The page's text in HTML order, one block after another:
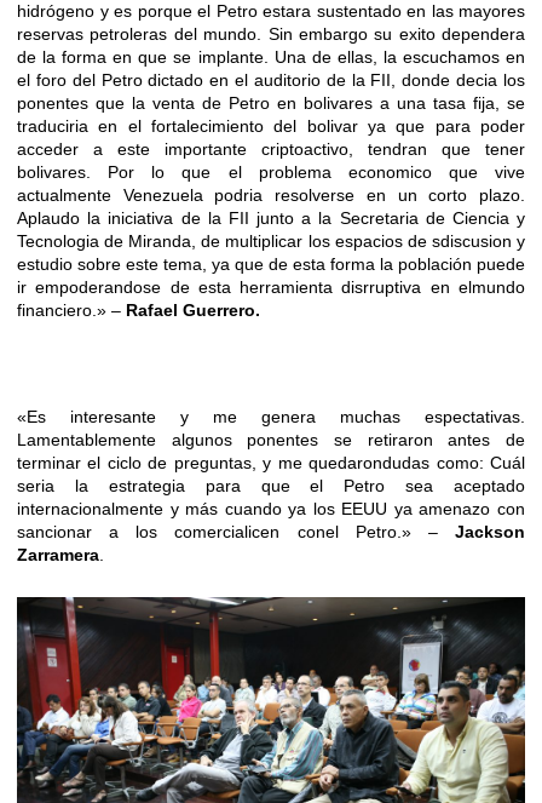
hidrógeno y es porque el Petro estara sustentado en las mayores
reservas petroleras del mundo. Sin embargo su exito dependera
de la forma en que se implante. Una de ellas, la escuchamos en
el foro del Petro dictado en el auditorio de la FII, donde decia los
ponentes que la venta de Petro en bolivares a una tasa fija, se
traduciria en el fortalecimiento del bolivar ya que para poder
acceder a este importante criptoactivo, tendran que tener
bolivares. Por lo que el problema economico que vive
actualmente Venezuela podria resolverse en un corto plazo.
Aplaudo la iniciativa de la FII junto a la Secretaria de Ciencia y
Tecnologia de Miranda, de multiplicar los espacios de sdiscusion y
estudio sobre este tema, ya que de esta forma la población puede
ir empoderandose de esta herramienta disrruptiva en elmundo
financiero.» – Rafael Guerrero.
«Es interesante y me genera muchas espectativas.
Lamentablemente algunos ponentes se retiraron antes de
terminar el ciclo de preguntas, y me quedarondudas como: Cuál
seria la estrategia para que el Petro sea aceptado
internacionalmente y más cuando ya los EEUU ya amenazo con
sancionar a los comercialicen conel Petro.» – Jackson
Zarramera.